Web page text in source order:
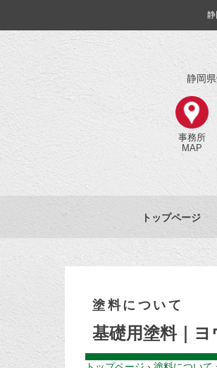
静岡
事務所
MAP
トップページ
塗料について
基礎用塗料｜ヨ